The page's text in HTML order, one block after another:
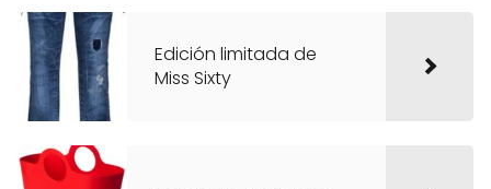
Edición limitada de
Miss Sixty